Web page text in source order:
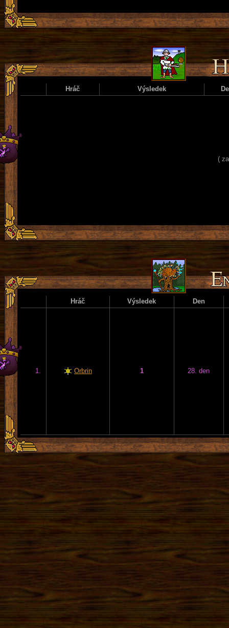
Hráč Výsledek
(
Hráč Výsledek Den
1. Orbrin 1 28. den